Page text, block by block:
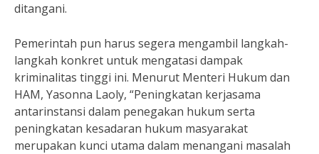
ditangani.
Pemerintah pun harus segera mengambil langkah-
langkah konkret untuk mengatasi dampak
kriminalitas tinggi ini. Menurut Menteri Hukum dan
HAM, Yasonna Laoly, “Peningkatan kerjasama
antarinstansi dalam penegakan hukum serta
peningkatan kesadaran hukum masyarakat
merupakan kunci utama dalam menangani masalah